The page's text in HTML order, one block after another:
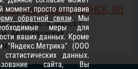
канализации МИНСК, ИП
область, Минск г.,
Автозаводская
момент, просто отправив
обратной связи. Мы
меры для
ваших данных. Кроме
"Яндекс.Метрика" (ООО
данных.
сайта, Вы